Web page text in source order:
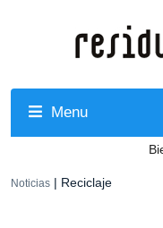
Menu
Noticias | Reciclaje